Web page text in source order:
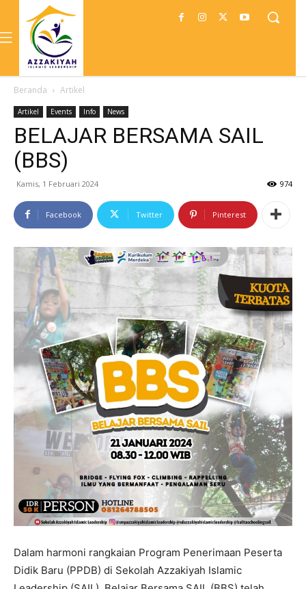
Beranda Artikel
Artikel Events Info News
BELAJAR BERSAMA SAIL
(BBS)
Kamis, 1 Februari 2024 974
Facebook Twitter Pinterest
Dalam harmoni rangkaian Program Penerimaan Peserta
Didik Baru (PPDB) di Sekolah Azzakiyah Islamic